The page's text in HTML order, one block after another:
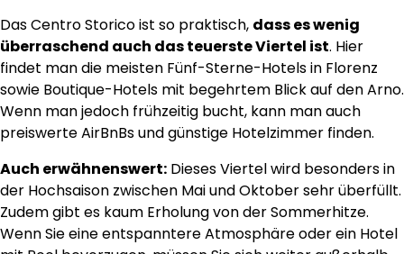
Das Centro Storico ist so praktisch, dass es wenig
überraschend auch das teuerste Viertel ist. Hier
findet man die meisten Fünf-Sterne-Hotels in Florenz
sowie Boutique-Hotels mit begehrtem Blick auf den Arno.
Wenn man jedoch frühzeitig bucht, kann man auch
preiswerte AirBnBs und günstige Hotelzimmer finden.
Auch erwähnenswert: Dieses Viertel wird besonders in
der Hochsaison zwischen Mai und Oktober sehr überfüllt.
Zudem gibt es kaum Erholung von der Sommerhitze.
Wenn Sie eine entspanntere Atmosphäre oder ein Hotel